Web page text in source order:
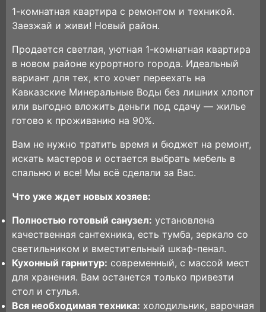
1-комнатная квартира с ремонтом и техникой.
Заезжай и живи! Новый район.
Продается светлая, уютная 1-комнатная квартира
в новом районе курортного города. Идеальный
вариант для тех, кто хочет переехать на
Кавказские Минеральные Воды без лишних хлопот
или выгодно вложить деньги под сдачу — жилье
готово к проживанию на 90%.
Вам не нужно тратить время и бюджет на ремонт,
искать мастеров и остается выбрать мебель в
спальню и все! Мы всё сделали за Вас.
Что уже ждет новых хозяев:
Полностью готовый санузел: установлена
качественная сантехника, есть тумба, зеркало со
светильником и вместительный шкаф-пенал.
Кухонный гарнитур: современный, с массой мест
для хранения. Вам останется только привезти
стол и стулья.
Вся необходимая техника: холодильник, варочная